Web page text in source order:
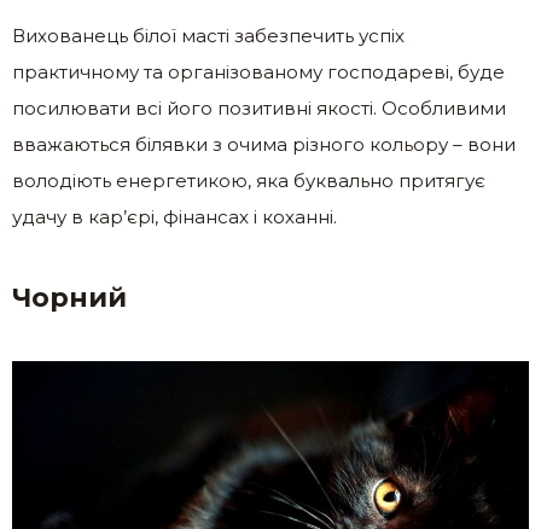
Вихованець білої масті забезпечить успіх
практичному та організованому господареві, буде
посилювати всі його позитивні якості. Особливими
вважаються білявки з очима різного кольору – вони
володіють енергетикою, яка буквально притягує
удачу в кар’єрі, фінансах і коханні.
Чорний